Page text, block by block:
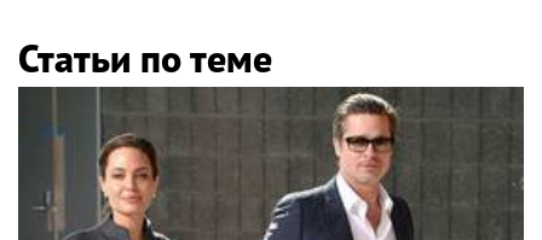
Статьи по теме